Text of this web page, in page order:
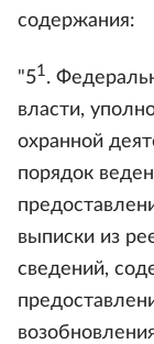
содержания:
"51.
власти,
охранной
порядок
выписки из
сведений,